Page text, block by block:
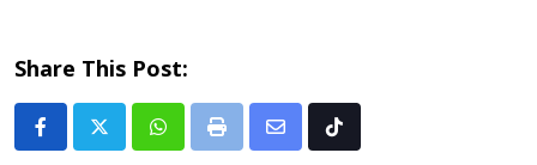
Share This Post:
Whatsapp
Print
Share Tiktok